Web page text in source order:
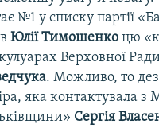
№1 у списку партії
Юлії Тимошенко цю
Верховної
. Можливо, то
яка контактувала
Сергія